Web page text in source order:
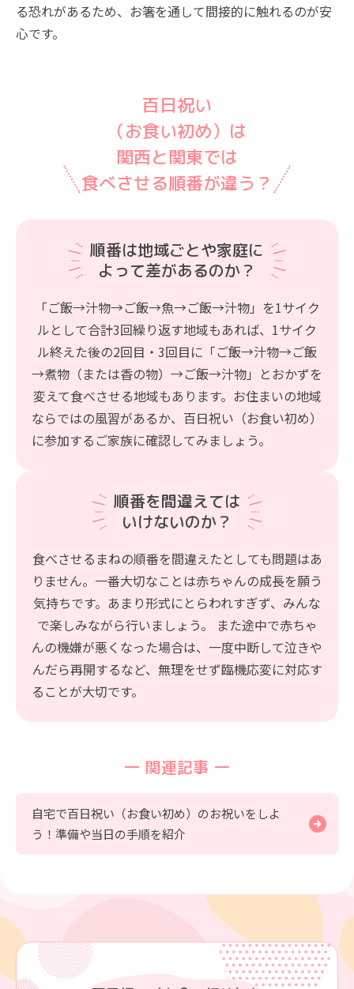
る恐れがあるため、お箸を通して間接的に触れるのが安
心です。
百日祝い
（お食い初め）は
関西と関東では
食べさせる順番が違う？
順番は地域ごとや家庭に
よって差があるのか？
「ご飯→汁物→ご飯→魚→ご飯→汁物」を1サイク
ルとして合計3回繰り返す地域もあれば、1サイク
ル終えた後の2回目・3回目に「ご飯→汁物→ご飯
→煮物（または香の物）→ご飯→汁物」とおかずを
変えて食べさせる地域もあります。お住まいの地域
ならではの風習があるか、百日祝い（お食い初め）
に参加するご家族に確認してみましょう。
順番を間違えては
いけないのか？
食べさせるまねの順番を間違えたとしても問題はあ
りません。一番大切なことは赤ちゃんの成長を願う
気持ちです。あまり形式にとらわれすぎず、みんな
で楽しみながら行いましょう。 また途中で赤ちゃ
んの機嫌が悪くなった場合は、一度中断して泣きや
んだら再開するなど、無理をせず臨機応変に対応す
ることが大切です。
関連記事
自宅で百日祝い（お食い初め）のお祝いをしよ
う！準備や当日の手順を紹介